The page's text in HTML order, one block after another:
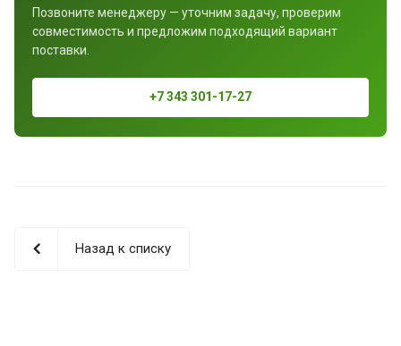
Позвоните менеджеру — уточним задачу, проверим
совместимость и предложим подходящий вариант
поставки.
+7 343 301-17-27
Назад к списку